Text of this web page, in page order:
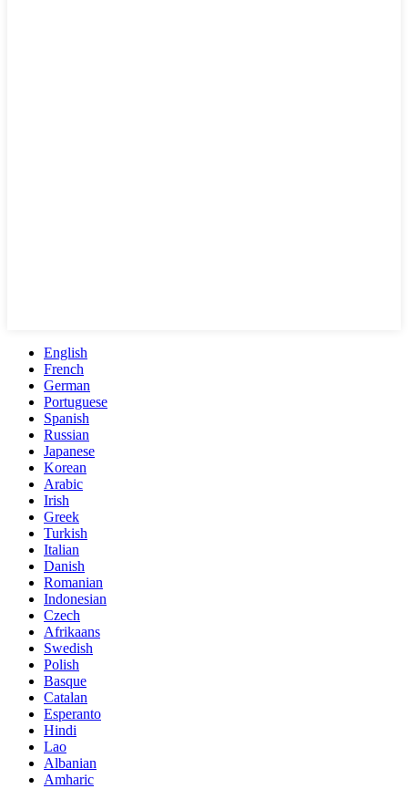
English
French
German
Portuguese
Spanish
Russian
Japanese
Korean
Arabic
Irish
Greek
Turkish
Italian
Danish
Romanian
Indonesian
Czech
Afrikaans
Swedish
Polish
Basque
Catalan
Esperanto
Hindi
Lao
Albanian
Amharic